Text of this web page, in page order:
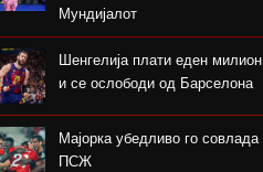
Мундијалот
Шенгелија плати еден милион
и се ослободи од Барселона
Мајорка убедливо го совлада
ПСЖ